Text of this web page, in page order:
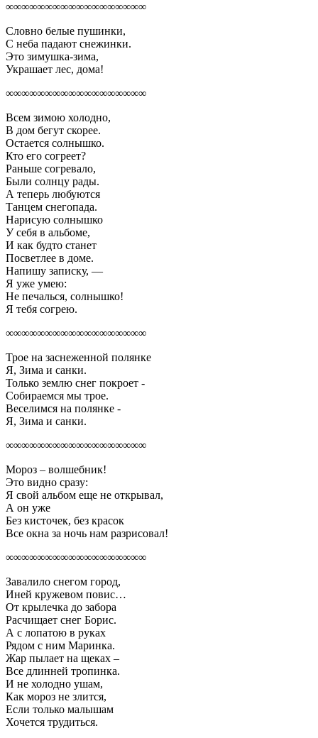
∞∞∞∞∞∞∞∞∞∞∞∞∞∞∞∞∞∞
Словно белые пушинки,
С неба падают снежинки.
Это зимушка-зима,
Украшает лес, дома!
∞∞∞∞∞∞∞∞∞∞∞∞∞∞∞∞∞∞
Всем зимою холодно,
В дом бегут скорее.
Остается солнышко.
Кто его согреет?
Раньше согревало,
Были солнцу рады.
А теперь любуются
Танцем снегопада.
Нарисую солнышко
У себя в альбоме,
И как будто станет
Посветлее в доме.
Напишу записку, —
Я уже умею:
Не печалься, солнышко!
Я тебя согрею.
∞∞∞∞∞∞∞∞∞∞∞∞∞∞∞∞∞∞
Трое на заснеженной полянке
Я, Зима и санки.
Только землю снег покроет -
Собираемся мы трое.
Веселимся на полянке -
Я, Зима и санки.
∞∞∞∞∞∞∞∞∞∞∞∞∞∞∞∞∞∞
Мороз – волшебник!
Это видно сразу:
Я свой альбом еще не открывал,
А он уже
Без кисточек, без красок
Все окна за ночь нам разрисовал!
∞∞∞∞∞∞∞∞∞∞∞∞∞∞∞∞∞∞
Завалило снегом город,
Иней кружевом повис…
От крылечка до забора
Расчищает снег Борис.
А с лопатою в руках
Рядом с ним Маринка.
Жар пылает на щеках –
Все длинней тропинка.
И не холодно ушам,
Как мороз не злится,
Если только малышам
Хочется трудиться.